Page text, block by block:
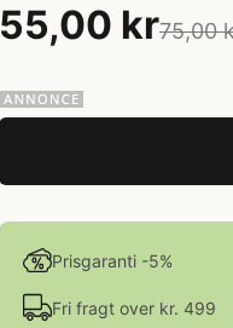
55,00 kr75,00
Prisgaranti -5%
Fri fragt over kr. 499